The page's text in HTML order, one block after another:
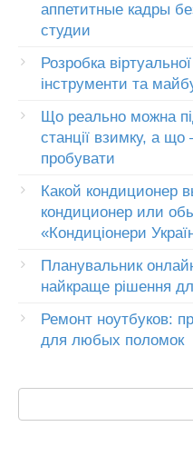
аппетитные кадры
студии
Розробка
інструменти та
Що реально можна
станції взимку, а
пробувати
Какой кондиционер
кондиционер или
«Кондиціонери
Планувальник
найкраще рішення
Ремонт ноутбуков:
для любых поломок